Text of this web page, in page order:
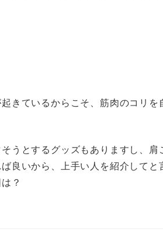
きているからこそ、筋肉のコリを
うとするグッズもありますし、肩
良いから、上手い人を紹介してと
？